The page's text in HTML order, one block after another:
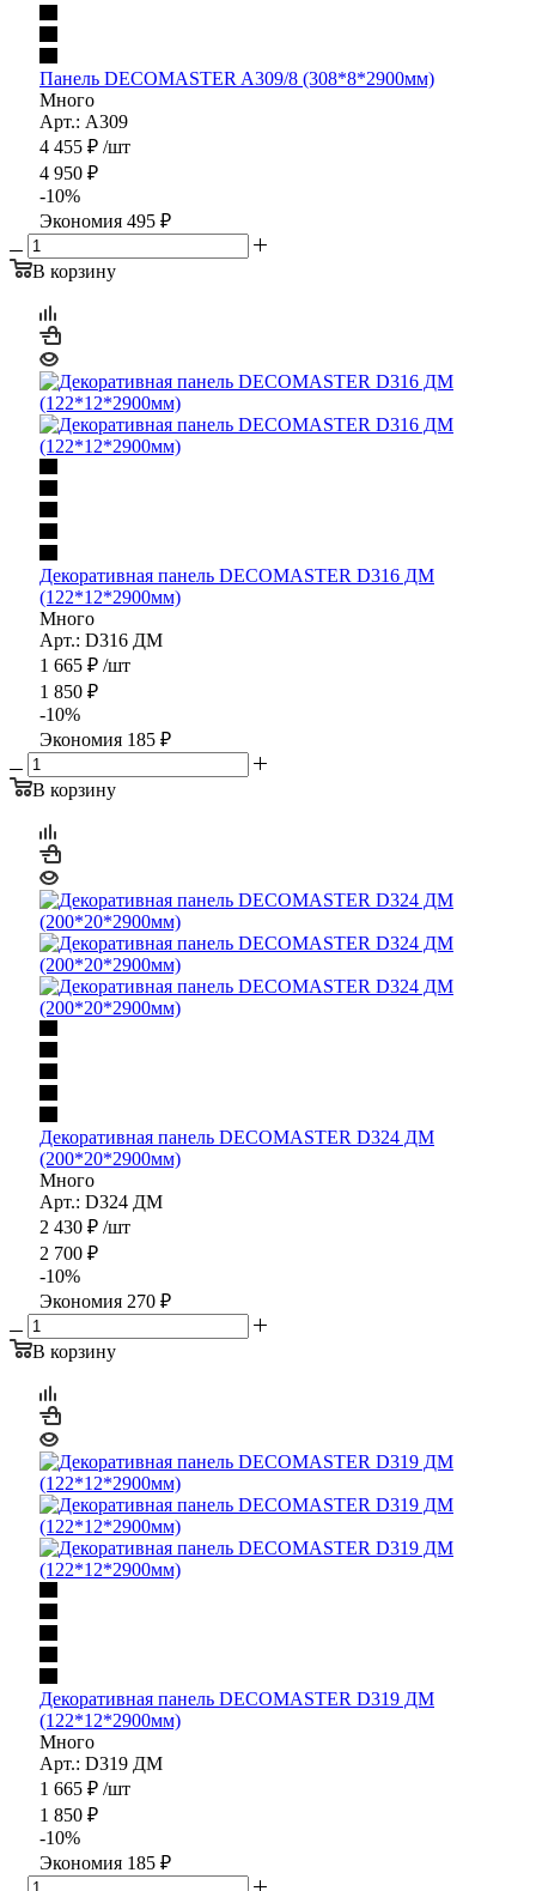
Панель DECOMASTER A309/8 (308*8*2900мм)
Много
Арт.: A309
4 455 ₽ /шт
4 950 ₽
-10%
Экономия 495 ₽
В корзину
Декоративная панель DECOMASTER D316 ДМ
(122*12*2900мм)
Много
Арт.: D316 ДМ
1 665 ₽ /шт
1 850 ₽
-10%
Экономия 185 ₽
В корзину
Декоративная панель DECOMASTER D324 ДМ
(200*20*2900мм)
Много
Арт.: D324 ДМ
2 430 ₽ /шт
2 700 ₽
-10%
Экономия 270 ₽
В корзину
Декоративная панель DECOMASTER D319 ДМ
(122*12*2900мм)
Много
Арт.: D319 ДМ
1 665 ₽ /шт
1 850 ₽
-10%
Экономия 185 ₽